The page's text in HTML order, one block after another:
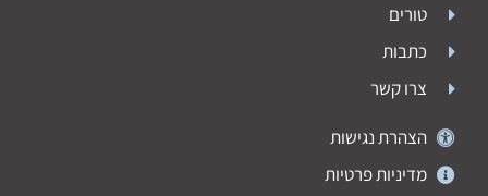
טורים
כתבות
צרו קשר
הצהרת נגישות
מדיניות פרטיות